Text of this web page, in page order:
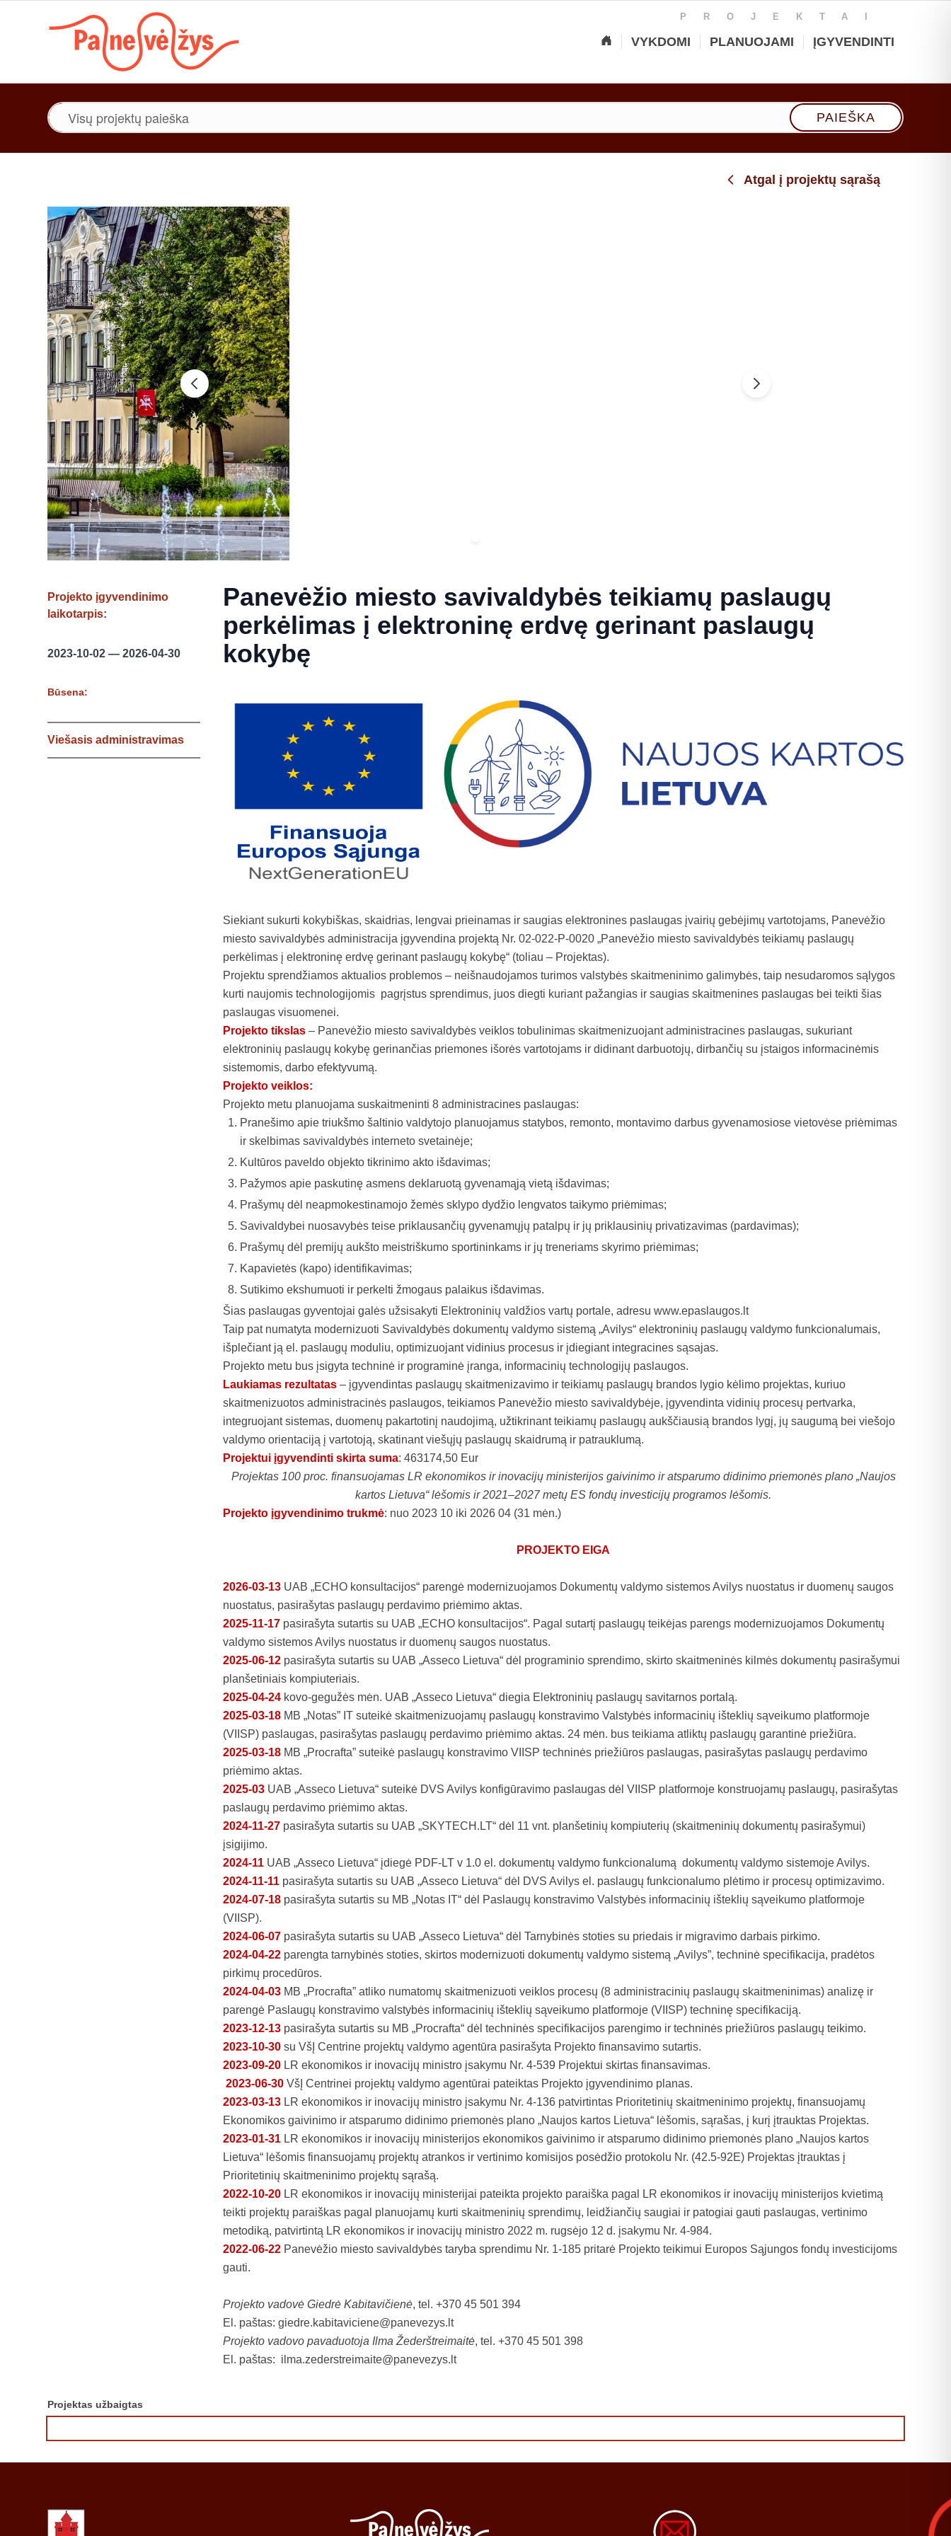
PROJEKTAI
VYKDOMI PLANUOJAMI ĮGYVENDINTI
Paieška
Atgal į projektų sąrašą
Projekto įgyvendinimo
laikotarpis:
2023-10-02 — 2026-04-30
Būsena:
Viešasis administravimas
Panevėžio miesto savivaldybės teikiamų paslaugų
perkėlimas į elektroninę erdvę gerinant paslaugų
kokybę
Siekiant sukurti kokybiškas, skaidrias, lengvai prieinamas ir saugias elektronines paslaugas įvairių gebėjimų vartotojams, Panevėžio
miesto savivaldybės administracija įgyvendina projektą Nr. 02-022-P-0020 „Panevėžio miesto savivaldybės teikiamų paslaugų
perkėlimas į elektroninę erdvę gerinant paslaugų kokybę“ (toliau – Projektas).
Projektu sprendžiamos aktualios problemos – neišnaudojamos turimos valstybės skaitmeninimo galimybės, taip nesudaromos sąlygos
kurti naujomis technologijomis pagrįstus sprendimus, juos diegti kuriant pažangias ir saugias skaitmenines paslaugas bei teikti šias
paslaugas visuomenei.
Projekto tikslas – Panevėžio miesto savivaldybės veiklos tobulinimas skaitmenizuojant administracines paslaugas, sukuriant
elektroninių paslaugų kokybę gerinančias priemones išorės vartotojams ir didinant darbuotojų, dirbančių su įstaigos informacinėmis
sistemomis, darbo efektyvumą.
Projekto veiklos:
Projekto metu planuojama suskaitmeninti 8 administracines paslaugas:
Pranešimo apie triukšmo šaltinio valdytojo planuojamus statybos, remonto, montavimo darbus gyvenamosiose vietovėse priėmimas
ir skelbimas savivaldybės interneto svetainėje;
Kultūros paveldo objekto tikrinimo akto išdavimas;
Pažymos apie paskutinę asmens deklaruotą gyvenamąją vietą išdavimas;
Prašymų dėl neapmokestinamojo žemės sklypo dydžio lengvatos taikymo priėmimas;
Savivaldybei nuosavybės teise priklausančių gyvenamųjų patalpų ir jų priklausinių privatizavimas (pardavimas);
Prašymų dėl premijų aukšto meistriškumo sportininkams ir jų treneriams skyrimo priėmimas;
Kapavietės (kapo) identifikavimas;
Sutikimo ekshumuoti ir perkelti žmogaus palaikus išdavimas.
Šias paslaugas gyventojai galės užsisakyti Elektroninių valdžios vartų portale, adresuwww.epaslaugos.lt
Taip pat numatyta modernizuoti Savivaldybės dokumentų valdymo sistemą „Avilys“ elektroninių paslaugų valdymo funkcionalumais,
išplečiant ją el. paslaugų moduliu, optimizuojant vidinius procesus ir įdiegiant integracines sąsajas.
Projekto metu bus įsigyta techninė ir programinė įranga, informacinių technologijų paslaugos.
Laukiamas rezultatas – įgyvendintas paslaugų skaitmenizavimo ir teikiamų paslaugų brandos lygio kėlimo projektas, kuriuo
skaitmenizuotos administracinės paslaugos, teikiamos Panevėžio miesto savivaldybėje, įgyvendinta vidinių procesų pertvarka,
integruojant sistemas, duomenų pakartotinį naudojimą, užtikrinant teikiamų paslaugų aukščiausią brandos lygį, jų saugumą bei viešojo
valdymo orientaciją į vartotoją, skatinant viešųjų paslaugų skaidrumą ir patrauklumą.
Projektui įgyvendinti skirta suma: 463174,50 Eur
Projektas 100 proc. finansuojamas LR ekonomikos ir inovacijų ministerijos gaivinimo ir atsparumo didinimo priemonės plano „Naujos
kartos Lietuva“ lėšomis ir 2021–2027 metų ES fondų investicijų programos lėšomis.
Projekto įgyvendinimo trukmė: nuo 2023 10 iki 2026 04 (31 mėn.)
PROJEKTO EIGA
2026-03-13 UAB „ECHO konsultacijos“ parengė modernizuojamos Dokumentų valdymo sistemos Avilys nuostatus ir duomenų saugos
nuostatus, pasirašytas paslaugų perdavimo priėmimo aktas.
2025-11-17 pasirašyta sutartis su UAB „ECHO konsultacijos“. Pagal sutartį paslaugų teikėjas parengs modernizuojamos Dokumentų
valdymo sistemos Avilys nuostatus ir duomenų saugos nuostatus.
2025-06-12 pasirašyta sutartis su UAB „Asseco Lietuva“ dėl programinio sprendimo, skirto skaitmeninės kilmės dokumentų pasirašymui
planšetiniais kompiuteriais.
2025-04-24 kovo-gegužės mėn. UAB „Asseco Lietuva“ diegia Elektroninių paslaugų savitarnos portalą.
2025-03-18 MB „Notas” IT suteikė skaitmenizuojamų paslaugų konstravimo Valstybės informacinių išteklių sąveikumo platformoje
(VIISP) paslaugas, pasirašytas paslaugų perdavimo priėmimo aktas. 24 mėn. bus teikiama atliktų paslaugų garantinė priežiūra.
2025-03-18 MB „Procrafta” suteikė paslaugų konstravimo VIISP techninės priežiūros paslaugas, pasirašytas paslaugų perdavimo
priėmimo aktas.
2025-03 UAB „Asseco Lietuva“ suteikė DVS Avilys konfigūravimo paslaugas dėl VIISP platformoje konstruojamų paslaugų, pasirašytas
paslaugų perdavimo priėmimo aktas.
2024-11-27 pasirašyta sutartis su UAB „SKYTECH.LT“ dėl 11 vnt. planšetinių kompiuterių (skaitmeninių dokumentų pasirašymui)
įsigijimo.
2024-11 UAB „Asseco Lietuva“ įdiegė PDF-LT v 1.0 el. dokumentų valdymo funkcionalumą dokumentų valdymo sistemoje Avilys.
2024-11-11 pasirašyta sutartis su UAB „Asseco Lietuva“ dėl DVS Avilys el. paslaugų funkcionalumo plėtimo ir procesų optimizavimo.
2024-07-18 pasirašyta sutartis su MB „Notas IT“ dėl Paslaugų konstravimo Valstybės informacinių išteklių sąveikumo platformoje
(VIISP).
2024-06-07 pasirašyta sutartis su UAB „Asseco Lietuva“ dėl Tarnybinės stoties su priedais ir migravimo darbais pirkimo.
2024-04-22 parengta tarnybinės stoties, skirtos modernizuoti dokumentų valdymo sistemą „Avilys”, techninė specifikacija, pradėtos
pirkimų procedūros.
2024-04-03 MB „Procrafta” atliko numatomų skaitmenizuoti veiklos procesų (8 administracinių paslaugų skaitmeninimas) analizę ir
parengė Paslaugų konstravimo valstybės informacinių išteklių sąveikumo platformoje (VIISP) techninę specifikaciją.
2023-12-13 pasirašyta sutartis su MB „Procrafta“ dėl techninės specifikacijos parengimo ir techninės priežiūros paslaugų teikimo.
2023-10-30su VšĮ Centrine projektų valdymo agentūra pasirašyta Projekto finansavimo sutartis.
2023-09-20 LR ekonomikos ir inovacijų ministro įsakymu Nr. 4-539 Projektui skirtas finansavimas.
2023-06-30 VšĮ Centrinei projektų valdymo agentūrai pateiktas Projekto įgyvendinimo planas.
2023-03-13 LR ekonomikos ir inovacijų ministro įsakymu Nr. 4-136 patvirtintas Prioritetinių skaitmeninimo projektų, finansuojamų
Ekonomikos gaivinimo ir atsparumo didinimo priemonės plano „Naujos kartos Lietuva“ lėšomis, sąrašas, į kurį įtrauktas Projektas.
2023-01-31 LR ekonomikos ir inovacijų ministerijos ekonomikos gaivinimo ir atsparumo didinimo priemonės plano „Naujos kartos
Lietuva“ lėšomis finansuojamų projektų atrankos ir vertinimo komisijos posėdžio protokolu Nr. (42.5-92E) Projektas įtrauktas į
Prioritetinių skaitmeninimo projektų sąrašą.
2022-10-20 LR ekonomikos ir inovacijų ministerijai pateikta projekto paraiška pagal LR ekonomikos ir inovacijų ministerijos kvietimą
teikti projektų paraiškas pagal planuojamų kurti skaitmeninių sprendimų, leidžiančių saugiai ir patogiai gauti paslaugas, vertinimo
metodiką, patvirtintą LR ekonomikos ir inovacijų ministro 2022 m. rugsėjo 12 d. įsakymu Nr. 4-984.
2022-06-22 Panevėžio miesto savivaldybės taryba sprendimu Nr. 1-185 pritarė Projekto teikimui Europos Sąjungos fondų investicijoms
gauti.
Projekto vadovė Giedrė Kabitavičienė, tel. +370 45 501 394
El. paštas:giedre.kabitaviciene@panevezys.lt
Projekto vadovo pavaduotoja Ilma Žederštreimaitė, tel. +370 45 501 398
El. paštas: ilma.zederstreimaite@panevezys.lt
Projektas užbaigtas